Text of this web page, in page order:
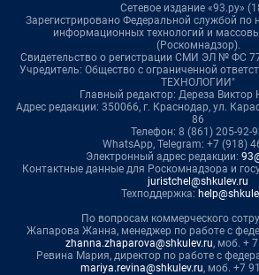
Сетевое издание «93.ру»
Зарегистрировано Федеральной службой по
информационных технологий и
(Роскомнадзор).
Свидетельство о регистрации СМИ ЭЛ № ФС
Учредитель: Общество с ограниченной
ТЕХНОЛОГИИ"
Главный редактор: Дереза Виктор
Адрес редакции: 350066, г. Краснодар, ул.
86
Телефон: 8 (861) 205-92-
WhatsApp, Telegram: +7 (918)
Электронный адрес редакции:
Контактные данные для Роскомнадзора и
juristchel@shkulev.ru
Техподдержка:
По вопросам коммерческого
Жапарова Жанна, менеджер по работе с
zhanna.zhaparova@shkulev.ru, моб. +
Ревина Мария, директор по работе с
mariya.revina@shkulev.ru, моб. +7